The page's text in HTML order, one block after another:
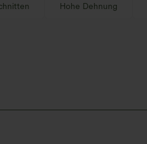
Hohe Dehnung